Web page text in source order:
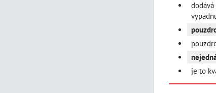
je to